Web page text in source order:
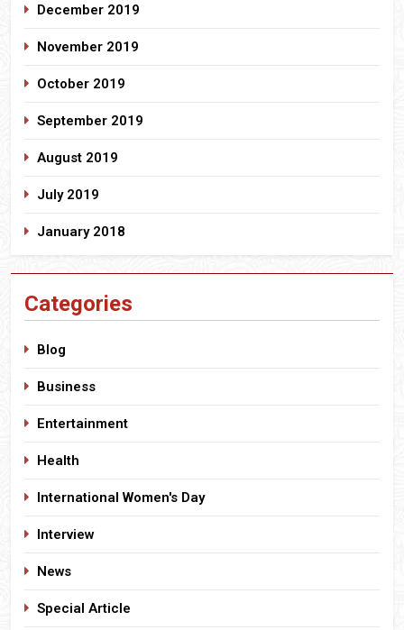
December 2019
November 2019
October 2019
September 2019
August 2019
July 2019
January 2018
Categories
Blog
Business
Entertainment
Health
International Women's Day
Interview
News
Special Article